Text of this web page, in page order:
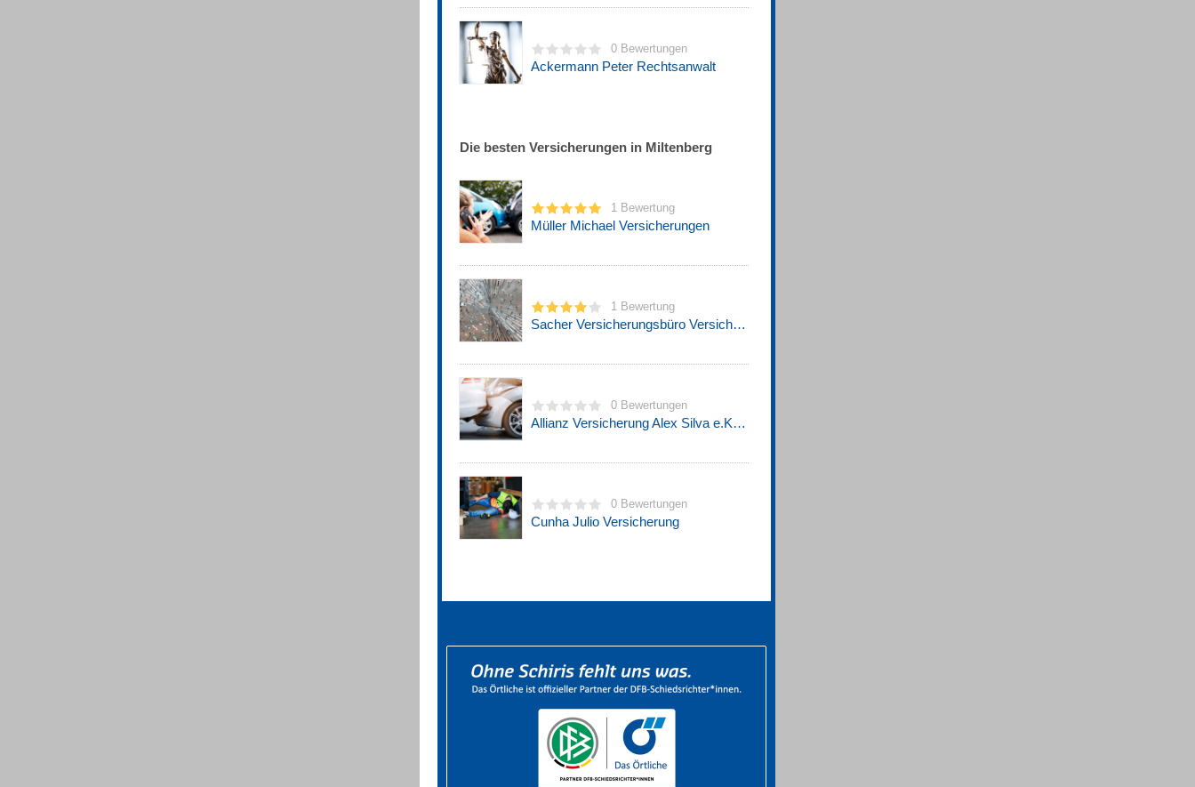
0 Bewertungen
Ackermann Peter Rechtsanwalt
Die besten Versicherungen in Miltenberg
1 Bewertung
Müller Michael Versicherungen
1 Bewertung
Sacher Versicherungsbüro Versicherungsberatung
0 Bewertungen
Allianz Versicherung Alex Silva e.K. Hauptvertretung
0 Bewertungen
Cunha Julio Versicherung